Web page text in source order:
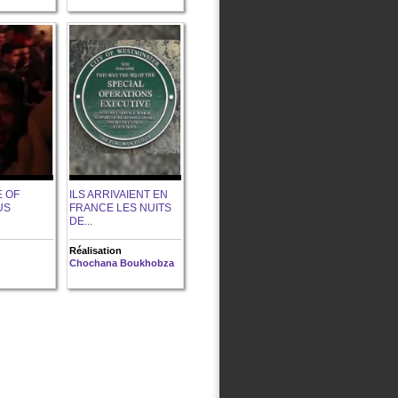
OF
ILS ARRIVAIENT EN
FRANCE LES NUITS
DE...
Réalisation
Chochana Boukhobza